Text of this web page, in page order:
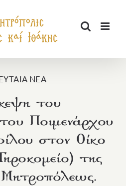
ΝΕΑ
του
Ποιμενάρχου
στον Οίκο
της